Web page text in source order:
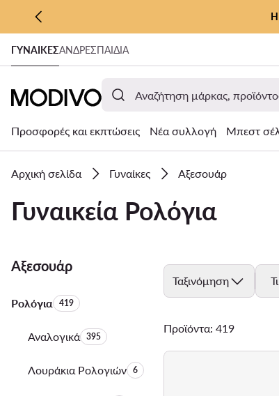
ΜΕΤΆΒΑΣΗ ΣΤΟ ΚΎΡΙΟ ΠΕΡΙΕΧΌΜΕΝΟ
ΜΕΤΆΒΑΣΗ ΣΤΗΝ ΑΝΑΖΉΤΗΣΗ
Η
ΓΥΝΑΊΚΕΣΑΝΔΡΕΣΠΑΙΔΙΑ
Προσφορές και εκπτώσεις Νέα συλλογή Μπεστ
Αρχική σελίδα Γυναίκες Αξεσουάρ
Γυναικεία Ρολόγια
Αξεσουάρ
ΡολόγιαΑριθμός προϊόντων:
419
ΑναλογικάΑριθμός προϊόντων:
395
Λουράκια ΡολογιώνΑριθμός προϊόντων:
6
Ταξινόμηση
Προϊόντα: 419